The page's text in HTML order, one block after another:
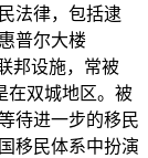
法律，包括逮
普尔大楼
邦设施，常被
在双城地区。被
待进一步的移民
移民体系中扮演